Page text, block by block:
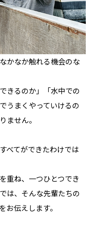
かなか触れる機会のな
きるのか」「水中での
うまくやっていけるの
ません。
べてができたわけでは
重ね、一つひとつでき
は、そんな先輩たちの
お伝えします。